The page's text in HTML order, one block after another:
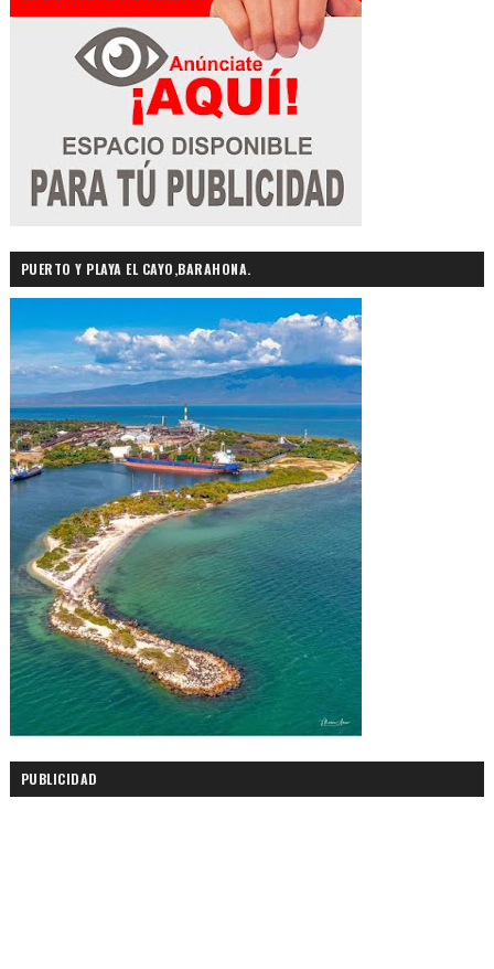
PUERTO Y PLAYA EL CAYO,BARAHONA.
PUBLICIDAD